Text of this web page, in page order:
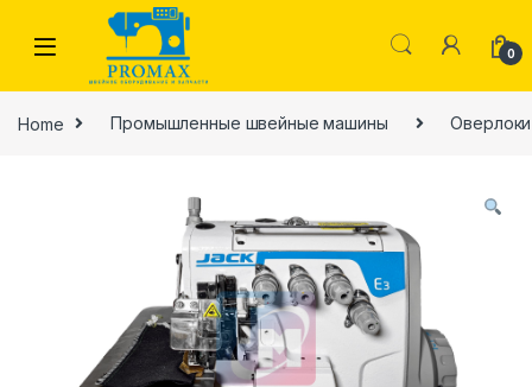
Skip to navigation
Skip to content
0
Home Промышленные швейные машины Оверлоки